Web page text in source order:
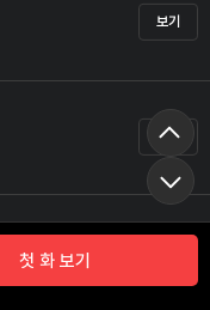
첫 화 보기
보기
보기